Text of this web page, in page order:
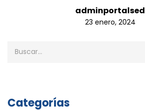
adminportalsed
23 enero, 2024
Categorías